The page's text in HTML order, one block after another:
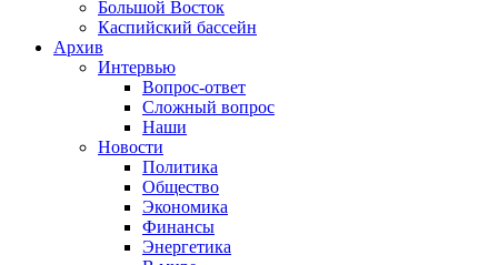
Большой Восток
Каспийский бассейн
Архив
Интервью
Вопрос-ответ
Сложный вопрос
Наши
Новости
Политика
Общество
Экономика
Финансы
Энергетика